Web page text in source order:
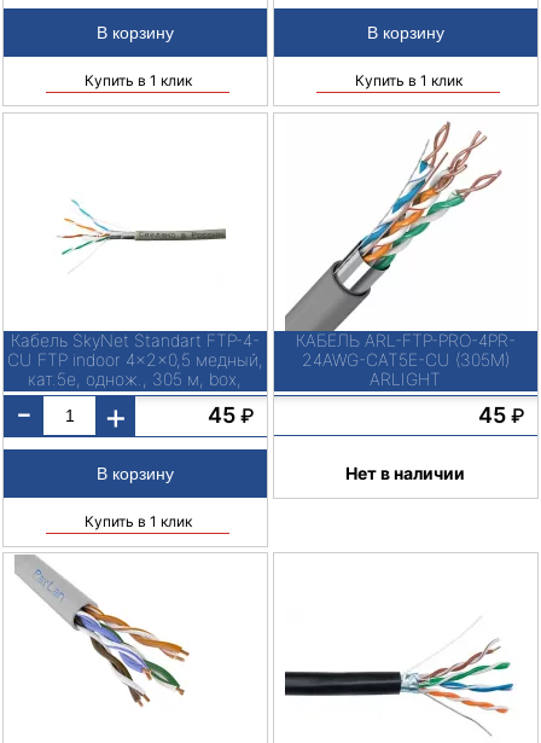
Купить в 1 клик Купить в 1 клик
Кабель SkyNet Standart FTP-4-
CU FTP indoor 4x2x0,5 медный,
кат.5e, однож., 305 м, box,
серый
- + 45 ₽
Купить в 1 клик
КАБЕЛЬ ARL-FTP-PRO-4PR-
24AWG-CAT5E-CU (305M)
ARLIGHT
45 ₽
Нет в наличии